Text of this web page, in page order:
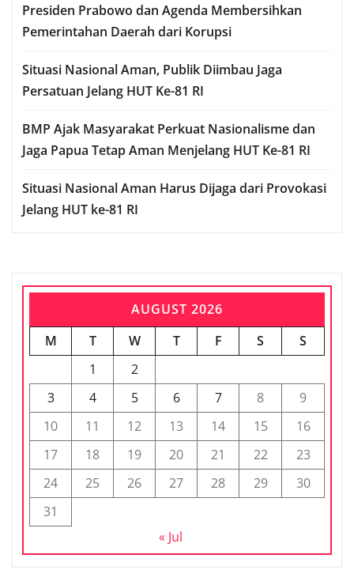
Presiden Prabowo dan Agenda Membersihkan
Pemerintahan Daerah dari Korupsi
Situasi Nasional Aman, Publik Diimbau Jaga
Persatuan Jelang HUT Ke-81 RI
BMP Ajak Masyarakat Perkuat Nasionalisme dan
Jaga Papua Tetap Aman Menjelang HUT Ke-81 RI
Situasi Nasional Aman Harus Dijaga dari Provokasi
Jelang HUT ke-81 RI
AUGUST 2026
M
T W T F S
S
1
2
3
4 5 6 7 8
9
10
11 12 13 14 15
16
17
18 19 20 21 22
23
24
25 26 27 28 29
30
31
« Jul